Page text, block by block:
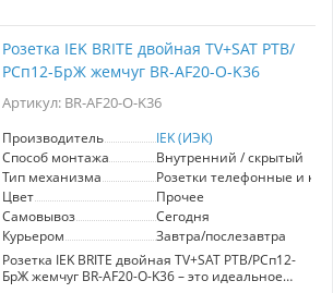
стильный акцент. Конструкция розетки
обеспечивает простоту установки и
эксплуатации, а высокая степень надежности
гарантирует долгий срок службы. Плюс,
минимизирует риск перегрева и короткого
безопасность, но и привлекательный дизайн,
который удовлетворит требования даже самых
взыскательных пользователей.
Розетка IEK BRITE двойная TV+SAT РТВ/
РСп12-БрЖ жемчуг BR-AF20-O-K36
Артикул: BR-AF20-O-K36
Производитель
IEK (ИЭК)
Способ монтажа
Внутренний / скрытый
Тип механизма
Розетки телефонные и
Цвет
Прочее
Самовывоз
Сегодня
Курьером
Завтра/послезавтра
Розетка IEK BRITE двойная TV+SAT РТВ/РСп12-
БрЖ жемчуг BR-AF20-O-K36 – это идеальное